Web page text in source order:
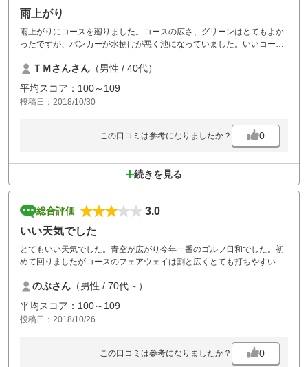
雨上がり
雨上がりにコースを廻りました。コースの広さ、グリーンはとてもよか
ったですが、バンカーが水捌けが悪く池になっていました。いいコース
ＴＭさんさん （男性 / 40代）
平均スコア：100～109
投稿日：2018/10/30
この口コミは参考になりましたか？ 0
続きを見る
総合評価
3.0
いい天気でした
とてもいい天気でした。青空が広がり今年一番のゴルフ日和でした。初
めて回りましたがコースのフェアウェイは割と広くとても打ちやすいの
す。グリーンは遅く重たいように見えたのですが、これが早いグリーン
で負けました。
また、挑戦したく思います。
のぶさん （男性 / 70代～）
平均スコア：100～109
投稿日：2018/10/26
この口コミは参考になりましたか？ 0